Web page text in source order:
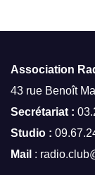
Association
43 rue Benoît
Secrétariat :
Studio :
Mail :